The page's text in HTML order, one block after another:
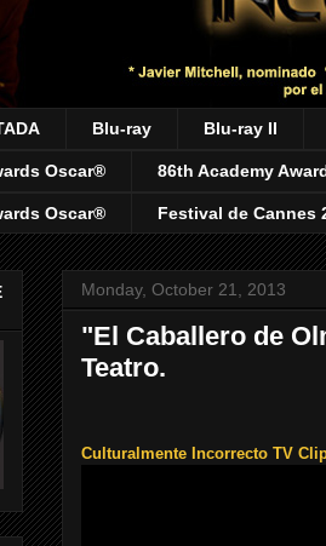
Blu-ray Blu-ray II
Oscar® 86th Academy
Oscar® Festival de Cannes
Monday, October 21, 2013
"El Caballero de
Teatro.
Culturalmente Incorrecto TV